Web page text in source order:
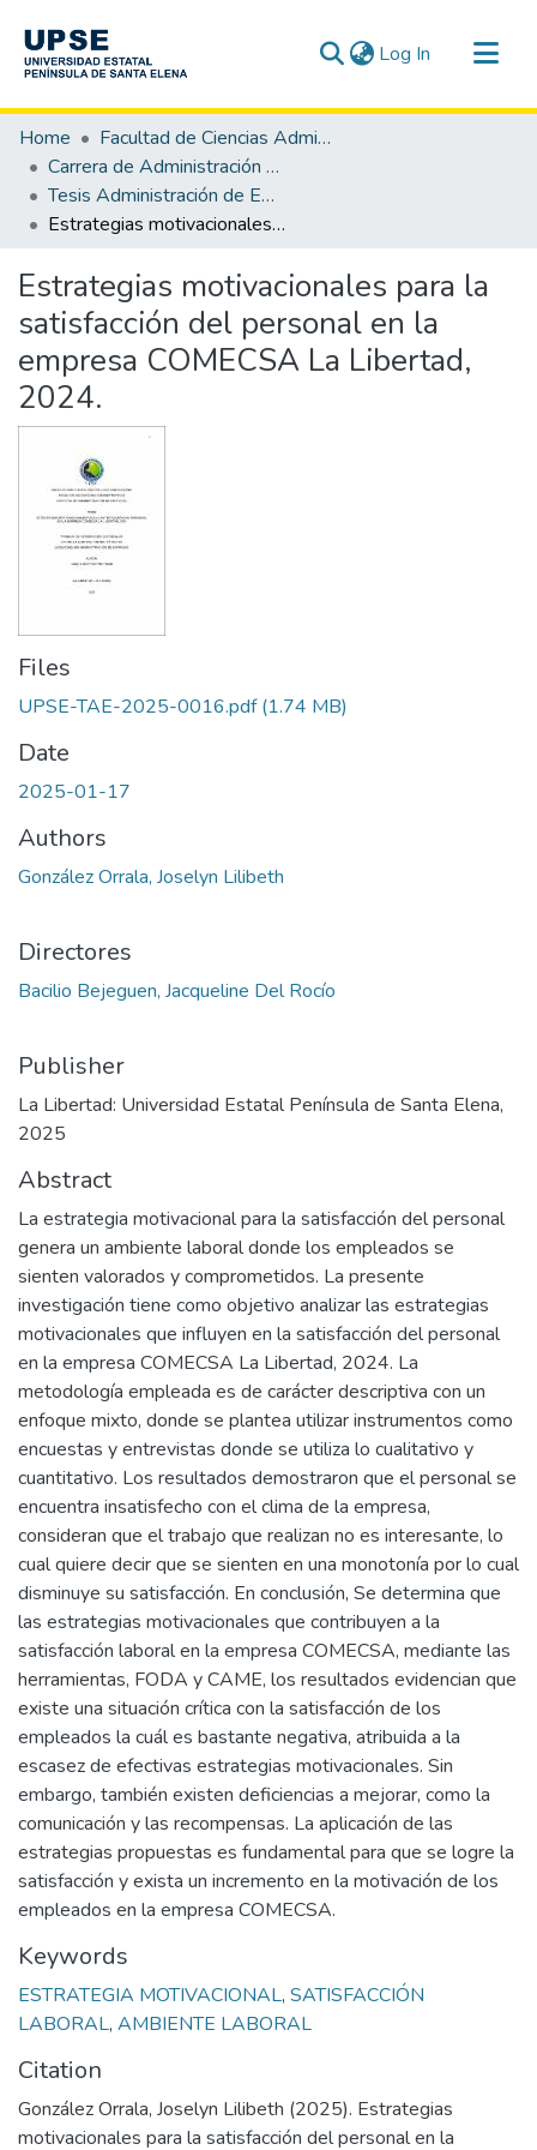
Log In (current)
Communities & Collections
All of DSpace
Statistics
Home
Facultad de Ciencias Administrativas
Carrera de Administración de Empresas
Tesis Administración de Empresas
Estrategias motivacionales para la satisfacción del personal en la empresa COMECSA La Libertad, 2024.
Estrategias motivacionales para la
satisfacción del personal en la
empresa COMECSA La Libertad,
2024.
Files
UPSE-TAE-2025-0016.pdf(1.74 MB)
Date
2025-01-17
Authors
González Orrala, Joselyn Lilibeth
Directores
Bacilio Bejeguen, Jacqueline Del Rocío
Publisher
La Libertad: Universidad Estatal Península de Santa Elena,
2025
Abstract
La estrategia motivacional para la satisfacción del personal
genera un ambiente laboral donde los empleados se
sienten valorados y comprometidos. La presente
investigación tiene como objetivo analizar las estrategias
motivacionales que influyen en la satisfacción del personal
en la empresa COMECSA La Libertad, 2024. La
metodología empleada es de carácter descriptiva con un
enfoque mixto, donde se plantea utilizar instrumentos como
encuestas y entrevistas donde se utiliza lo cualitativo y
cuantitativo. Los resultados demostraron que el personal se
encuentra insatisfecho con el clima de la empresa,
consideran que el trabajo que realizan no es interesante, lo
cual quiere decir que se sienten en una monotonía por lo cual
disminuye su satisfacción. En conclusión, Se determina que
las estrategias motivacionales que contribuyen a la
satisfacción laboral en la empresa COMECSA, mediante las
herramientas, FODA y CAME, los resultados evidencian que
existe una situación crítica con la satisfacción de los
empleados la cuál es bastante negativa, atribuida a la
escasez de efectivas estrategias motivacionales. Sin
embargo, también existen deficiencias a mejorar, como la
comunicación y las recompensas. La aplicación de las
estrategias propuestas es fundamental para que se logre la
satisfacción y exista un incremento en la motivación de los
empleados en la empresa COMECSA.
Keywords
ESTRATEGIA MOTIVACIONAL, SATISFACCIÓN
LABORAL, AMBIENTE LABORAL
Citation
González Orrala, Joselyn Lilibeth (2025). Estrategias
motivacionales para la satisfacción del personal en la